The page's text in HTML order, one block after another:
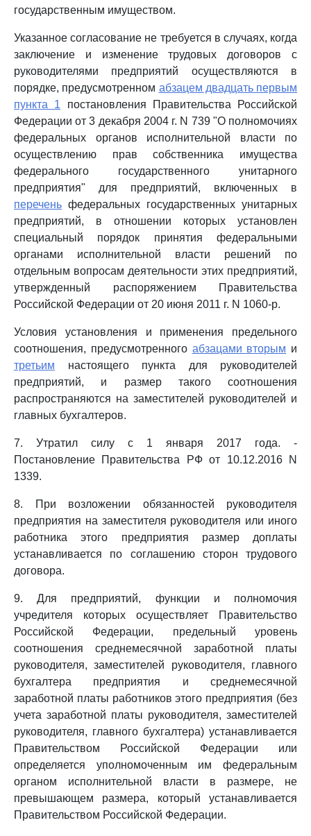
государственным имуществом.
Указанное согласование не требуется в случаях, когда
заключение и изменение трудовых договоров с
руководителями предприятий осуществляются в
порядке, предусмотренном абзацем двадцать первым
пункта 1 постановления Правительства Российской
Федерации от 3 декабря 2004 г. N 739 "О полномочиях
федеральных органов исполнительной власти по
осуществлению прав собственника имущества
федерального государственного унитарного
предприятия" для предприятий, включенных в
перечень федеральных государственных унитарных
предприятий, в отношении которых установлен
специальный порядок принятия федеральными
органами исполнительной власти решений по
отдельным вопросам деятельности этих предприятий,
утвержденный распоряжением Правительства
Российской Федерации от 20 июня 2011 г. N 1060-р.
Условия установления и применения предельного
соотношения, предусмотренного абзацами вторым и
третьим настоящего пункта для руководителей
предприятий, и размер такого соотношения
распространяются на заместителей руководителей и
главных бухгалтеров.
7. Утратил силу с 1 января 2017 года. -
Постановление Правительства РФ от 10.12.2016 N
1339.
8. При возложении обязанностей руководителя
предприятия на заместителя руководителя или иного
работника этого предприятия размер доплаты
устанавливается по соглашению сторон трудового
договора.
9. Для предприятий, функции и полномочия
учредителя которых осуществляет Правительство
Российской Федерации, предельный уровень
соотношения среднемесячной заработной платы
руководителя, заместителей руководителя, главного
бухгалтера предприятия и среднемесячной
заработной платы работников этого предприятия (без
учета заработной платы руководителя, заместителей
руководителя, главного бухгалтера) устанавливается
Правительством Российской Федерации или
определяется уполномоченным им федеральным
органом исполнительной власти в размере, не
превышающем размера, который устанавливается
Правительством Российской Федерации.